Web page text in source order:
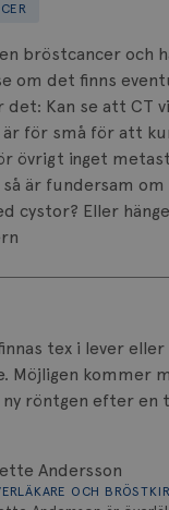
bröstcancer och
om det finns
det: Kan se att CT
för små för att
övrigt inget
så är fundersam
cystor? Eller
tex i lever
Möjligen kommer
röntgen efter en
Andersson
OCH